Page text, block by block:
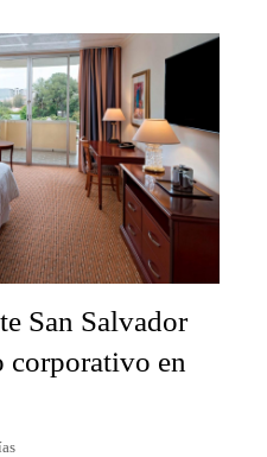
San Salvador
corporativo en